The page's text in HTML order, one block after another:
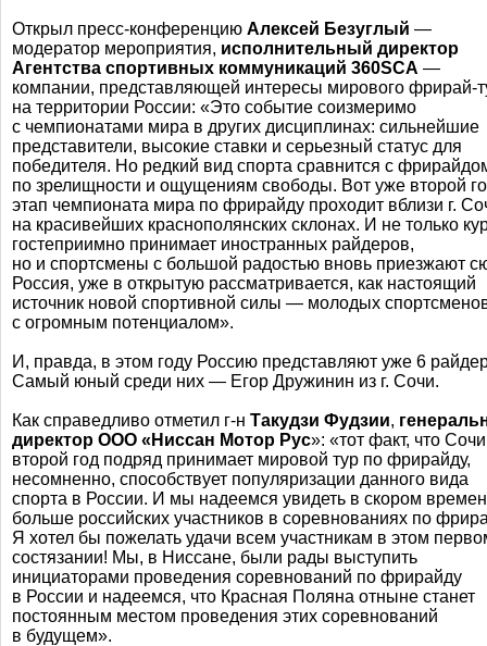
Открыл пресс-конференцию Алексей Безуглый —
модератор мероприятия, исполнительный директор
Агентства спортивных коммуникаций 360SCA —
компании, представляющей интересы мирового фрирай-
на территории России: «Это событие соизмеримо
с чемпионатами мира в других дисциплинах: сильнейшие
представители, высокие ставки и серьезный статус для
победителя. Но редкий вид спорта сравнится с
по зрелищности и ощущениям свободы. Вот уже второй
этап чемпионата мира по фрирайду проходит вблизи г.
на красивейших краснополянских склонах. И не только
гостеприимно принимает иностранных райдеров,
но и спортсмены с большой радостью вновь приезжают
Россия, уже в открытую рассматривается, как настоящий
источник новой спортивной силы — молодых
с огромным потенциалом».
И, правда, в этом году Россию представляют уже 6
Самый юный среди них — Егор Дружинин из г. Сочи.
Как справедливо отметил г-н Такудзи Фудзии,
директор ООО «Ниссан Мотор Рус»: «тот факт, что
второй год подряд принимает мировой тур по фрирайду,
несомненно, способствует популяризации данного вида
спорта в России. И мы надеемся увидеть в скором
больше российских участников в соревнованиях по
Я хотел бы пожелать удачи всем участникам в этом
состязании! Мы, в Ниссане, были рады выступить
инициаторами проведения соревнований по фрирайду
в России и надеемся, что Красная Поляна отныне станет
постоянным местом проведения этих соревнований
в будущем».